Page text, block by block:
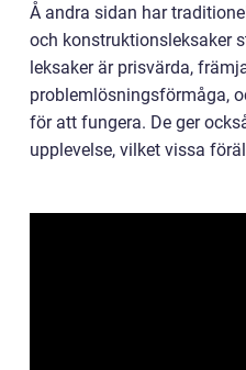
Å andra sidan har
och konstruktionsleksaker
leksaker är prisvärda,
problemlösningsförmåga,
för att fungera. De ger
upplevelse, vilket vissa